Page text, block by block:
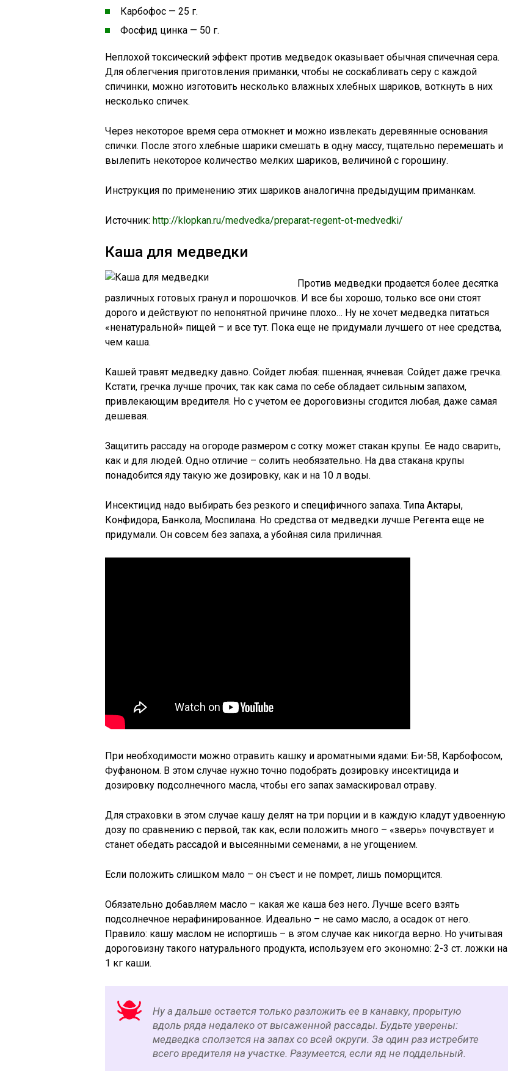
Карбофос — 25 г.
Фосфид цинка — 50 г.
Неплохой токсический эффект против медведок оказывает обычная спичечная сера.
Для облегчения приготовления приманки, чтобы не соскабливать серу с каждой
спичинки, можно изготовить несколько влажных хлебных шариков, воткнуть в них
несколько спичек.
Через некоторое время сера отмокнет и можно извлекать деревянные основания
спички. После этого хлебные шарики смешать в одну массу, тщательно перемешать и
вылепить некоторое количество мелких шариков, величиной с горошину.
Инструкция по применению этих шариков аналогична предыдущим приманкам.
Источник: http://klopkan.ru/medvedka/preparat-regent-ot-medvedki/
Каша для медведки
Против медведки продается более десятка
различных готовых гранул и порошочков. И все бы хорошо, только все они стоят
дорого и действуют по непонятной причине плохо… Ну не хочет медведка питаться
«ненатуральной» пищей – и все тут. Пока еще не придумали лучшего от нее средства,
чем каша.
Кашей травят медведку давно. Сойдет любая: пшенная, ячневая. Сойдет даже гречка.
Кстати, гречка лучше прочих, так как сама по себе обладает сильным запахом,
привлекающим вредителя. Но с учетом ее дороговизны сгодится любая, даже самая
дешевая.
Защитить рассаду на огороде размером с сотку может стакан крупы. Ее надо сварить,
как и для людей. Одно отличие – солить необязательно. На два стакана крупы
понадобится яду такую же дозировку, как и на 10 л воды.
Инсектицид надо выбирать без резкого и специфичного запаха. Типа Актары,
Конфидора, Банкола, Моспилана. Но средства от медведки лучше Регента еще не
придумали. Он совсем без запаха, а убойная сила приличная.
При необходимости можно отравить кашку и ароматными ядами: Би-58, Карбофосом,
Фуфаноном. В этом случае нужно точно подобрать дозировку инсектицида и
дозировку подсолнечного масла, чтобы его запах замаскировал отраву.
Для страховки в этом случае кашу делят на три порции и в каждую кладут удвоенную
дозу по сравнению с первой, так как, если положить много – «зверь» почувствует и
станет обедать рассадой и высеянными семенами, а не угощением.
Если положить слишком мало – он съест и не помрет, лишь поморщится.
Обязательно добавляем масло – какая же каша без него. Лучше всего взять
подсолнечное нерафинированное. Идеально – не само масло, а осадок от него.
Правило: кашу маслом не испортишь – в этом случае как никогда верно. Но учитывая
дороговизну такого натурального продукта, используем его экономно: 2-3 ст. ложки на
1 кг каши.
Ну а дальше остается только разложить ее в канавку, прорытую
вдоль ряда недалеко от высаженной рассады. Будьте уверены:
медведка сползется на запах со всей округи. За один раз истребите
всего вредителя на участке. Разумеется, если яд не поддельный.